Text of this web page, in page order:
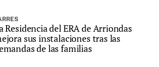
Residencia del ERA de Arriondas
sus instalaciones tras las
de las familias